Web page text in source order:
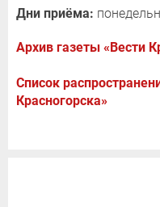
Дни приёма:
Архив газеты «Вести
Список
Красногорска»